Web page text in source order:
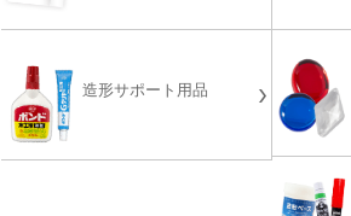
造形サポート用品